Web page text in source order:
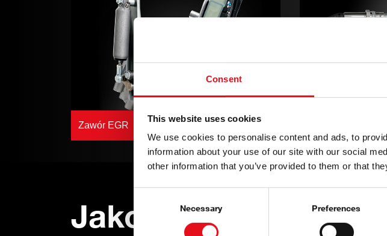
Consent
This website uses cookies
We use cookies to personalise content and ads, to
information about your use of our site with our social
other information that you’ve provided to them or that
Necessary Preferences
Zawór EGR
Jakość od początku